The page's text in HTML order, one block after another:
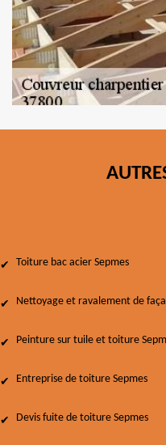
Toiture bac acier Sepmes
Nettoyage et ravalement de
Peinture sur tuile et toiture
Entreprise de toiture Sepmes
Devis fuite de toiture Sepmes